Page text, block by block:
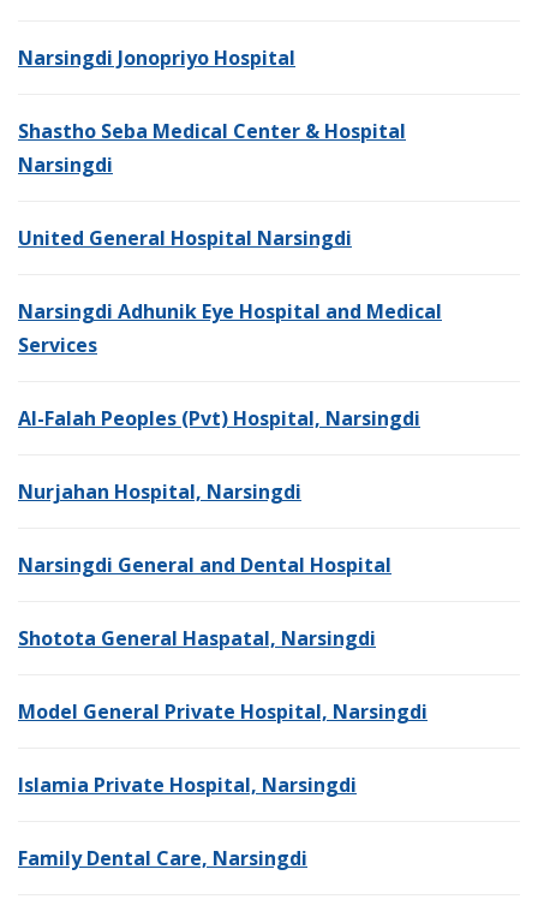
Narsingdi Jonopriyo Hospital
Shastho Seba Medical Center & Hospital
Narsingdi
United General Hospital Narsingdi
Narsingdi Adhunik Eye Hospital and Medical
Services
Al-Falah Peoples (Pvt) Hospital, Narsingdi
Nurjahan Hospital, Narsingdi
Narsingdi General and Dental Hospital
Shotota General Haspatal, Narsingdi
Model General Private Hospital, Narsingdi
Islamia Private Hospital, Narsingdi
Family Dental Care, Narsingdi